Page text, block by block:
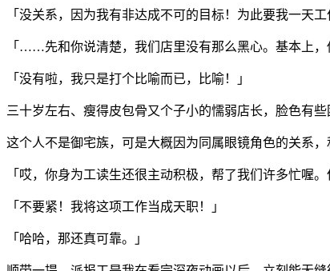
「没关系，因为我有非达成不可的目标！为此要我一天
「……先和你说清楚，我们店里没有那么黑心。基本上，
「没有啦，我只是打个比喻而已，比喻！」
三十岁左右、瘦得皮包骨又个子小的懦弱店长，脸色有些
这个人不是御宅族，可是大概因为同属眼镜角色的关系，
「哎，你身为工读生还很主动积极，帮了我们许多忙喔
「不要紧！我将这项工作当成天职！」
「哈哈，那还真可靠。」